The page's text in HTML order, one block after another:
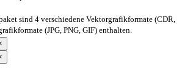
sind 4 verschiedene Vektorgrafikformate (CDR,
(JPG, PNG, GIF) enthalten.